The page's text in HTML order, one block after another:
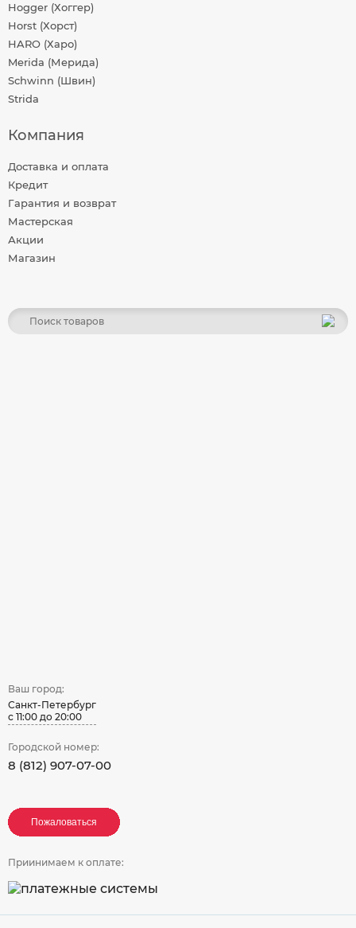
Hogger (Хоггер)
Horst (Хорст)
HARO (Харо)
Merida (Мерида)
Schwinn (Швин)
Strida
Компания
Доставка и оплата
Кредит
Гарантия и возврат
Мастерская
Акции
Магазин
Ваш город:
Санкт-Петербург
с 11:00 до 20:00
Городской номер:
8 (812) 907-07-00
Пожаловаться
Пожаловаться
Пожаловаться
Приинимаем к оплате: